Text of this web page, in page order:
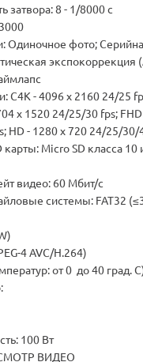
затвора: 8 - 1/8000 с
фото;
экспокоррекция
C4K - 4096 x 2160 24/25
x 1520 24/25/30 fps;
HD - 1280 x 720 24/25/
Micro SD класса 10
видео: 60 Мбит/с
системы: FAT32
4 AVC/H.264)
от 0 до 40 град.
100 Вт
ВИДЕО